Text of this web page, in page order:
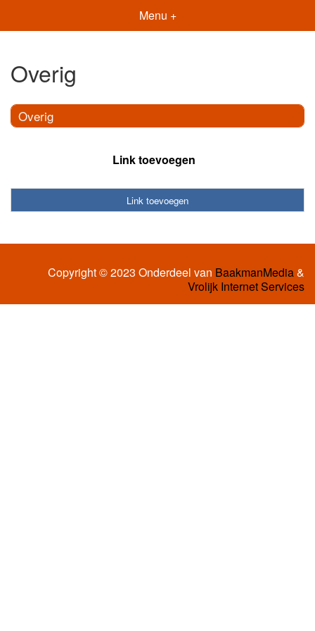
Menu +
Overig
Overig
Link toevoegen
Link toevoegen
Copyright © 2023 Onderdeel van BaakmanMedia&
Vrolijk Internet Services